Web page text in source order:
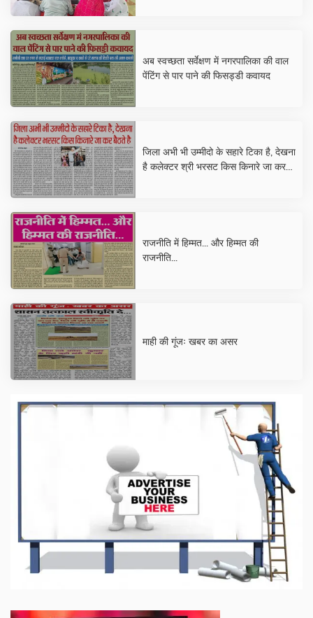
अब स्वच्छता सर्वेक्षण में नगरपालिका की वाल
पेंटिंग से पार पाने की फिसड्डी कवायद
जिला अभी भी उम्मीदो के सहारे टिका है, देखना
है कलेक्टर श्री भरसट किस किनारे जा कर
राजनीति में हिम्मत... और हिम्मत की
राजनीति...
माही की गूंजः खबर का असर